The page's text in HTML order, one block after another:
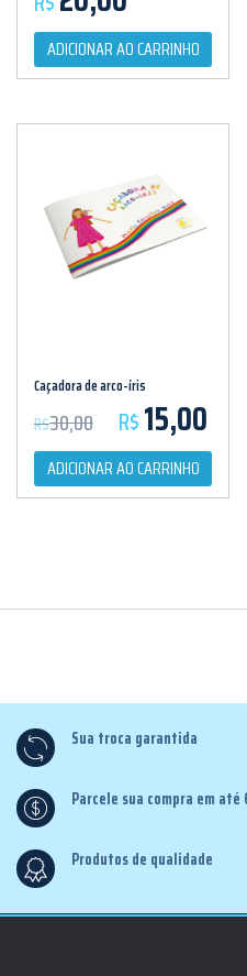
ADICIONAR AO CARRINHO
Caçadora de arco-íris
R$30,00
O preço original era:
R$15,00 O
ADICIONAR AO CARRINHO
Sua troca garantida
Parcele sua compra em até
Produtos de qualidade